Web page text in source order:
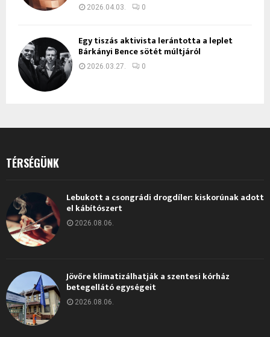
2026.04.03. 0
Egy tiszás aktivista lerántotta a leplet
Bárkányi Bence sötét múltjáról
2026.03.27. 0
TÉRSÉGÜNK
Lebukott a csongrádi drogdíler: kiskorúnak adott
el kábítószert
2026.08.06.
Jövőre klimatizálhatják a szentesi kórház
betegellátó egységeit
2026.08.06.